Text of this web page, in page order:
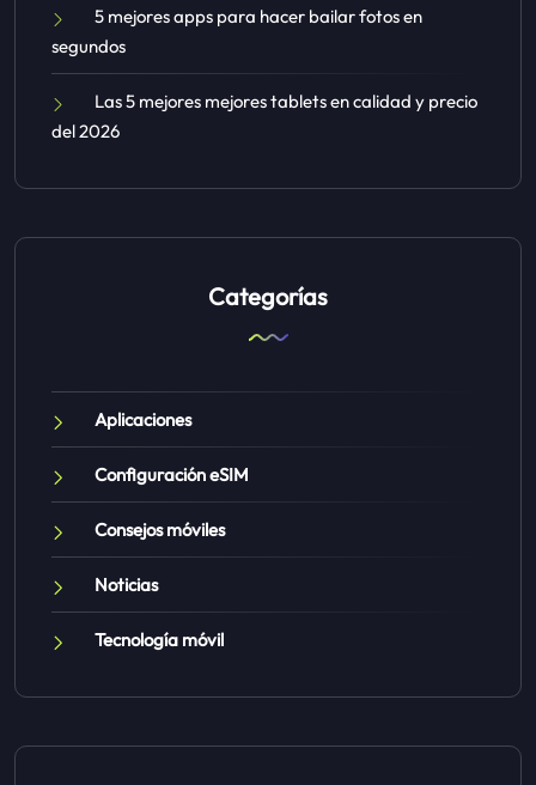
5 mejores apps para hacer bailar fotos en
segundos
Las 5 mejores mejores tablets en calidad y precio
del 2026
Categorías
Aplicaciones
Configuración eSIM
Consejos móviles
Noticias
Tecnología móvil